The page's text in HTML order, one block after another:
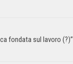
fondata sul lavoro (?)”